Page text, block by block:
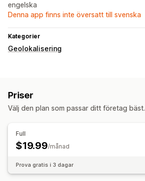
engelska
Denna app finns inte översatt till svenska
Kategorier
Geolokalisering
Priser
Välj den plan som passar ditt företag bäst.
Full
$19.99/månad
Prova gratis i 3 dagar